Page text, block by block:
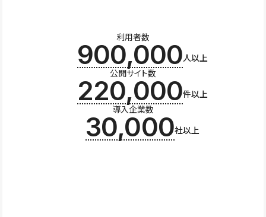
利用者数
900,000人以上
公開サイト数
220,000件以上
導入企業数
30,000社以上